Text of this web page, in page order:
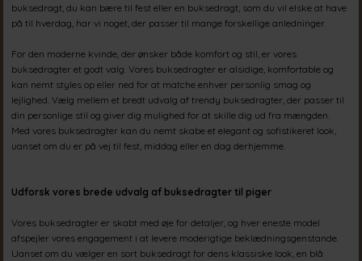
buksedragt, du kan bære til fest eller en buksedragt, som du vil elske at have
på til hverdag, har vi noget, der passer til mange forskellige anledninger.
For den moderne kvinde, der ønsker både komfort og stil, er vores
buksedragter et godt valg. Vores buksedragter er alsidige, komfortable og
kan nemt styles op eller ned for at matche enhver personlig smag og
lejlighed. Vælg mellem et bredt udvalg af trendy buksedragter, der passer til
din personlige stil og giver dig mulighed for at skille dig ud fra mængden.
Med vores buksedragter kan du nemt skabe et elegant og sofistikeret look,
uanset om du er på vej til fest, middag eller en dag derhjemme.
Udforsk vores brede udvalg af buksedragter til piger
Vores buksedragter er skabt med øje for detaljer, og hver eneste model
afspejler vores engagement i at levere moderigtige beklædningsgenstande.
Uanset om du vælger en sort buksedragt for dens klassiske look, en blå